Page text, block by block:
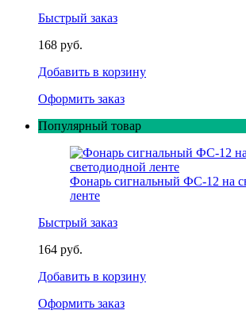
Быстрый заказ
168 руб.
Добавить в корзину
Оформить заказ
Популярный товар
Фонарь сигнальный ФС-12 на
ленте
Быстрый заказ
164 руб.
Добавить в корзину
Оформить заказ